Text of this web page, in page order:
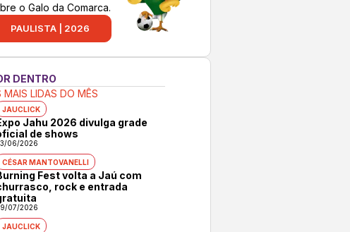
o Galo da Comarca.
PAULISTA | 2026
DENTRO
MAIS LIDAS DO MÊS
JAUCLICK
Jahu 2026 divulga grade
de shows
06/2026
CÉSAR MANTOVANELLI
Fest volta a Jaú com
rock e entrada
07/2026
JAUCLICK